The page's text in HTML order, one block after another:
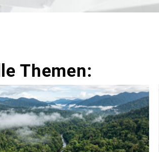
Themen: